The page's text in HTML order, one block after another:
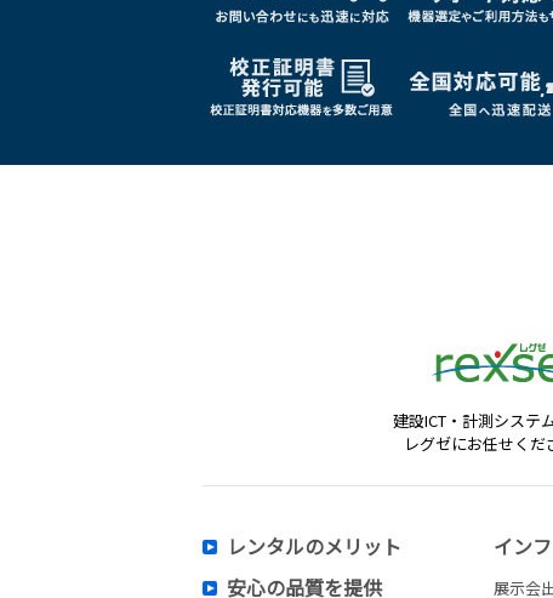
建設ICT・計測システ
レグゼにお任せくだ
レンタルのメリット
安心の品質を提供
イン
展示会